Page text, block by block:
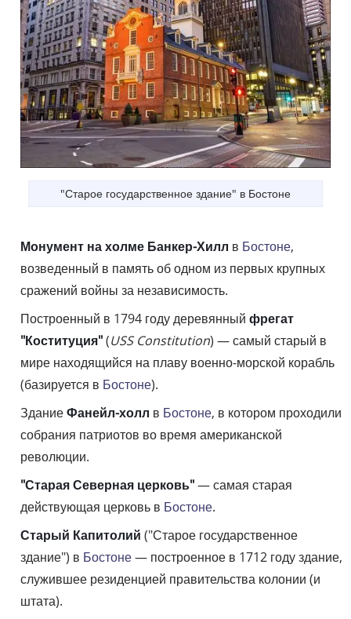
"Старое государственное здание" в Бостоне
Монумент на холме Банкер-Хилл в Бостоне,
возведенный в память об одном из первых крупных
сражений войны за независимость.
Построенный в 1794 году деревянный фрегат
"Коституция"(USS Constitution) — самый старый в
мире находящийся на плаву военно-морской корабль
(базируется в Бостоне).
ЗданиеФанейл-холл в Бостоне, в котором проходили
собрания патриотов во время американской
революции.
"Старая Северная церковь"— самая старая
действующая церковь в Бостоне.
Старый Капитолий ("Старое государственное
здание") в Бостоне— построенное в 1712 году здание,
служившее резиденцией правительства колонии (и
штата).